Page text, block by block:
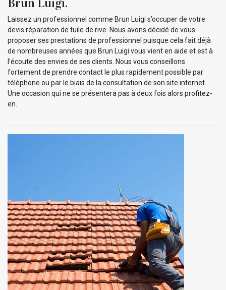
Laissez un professionnel comme Brun Luigi s’occuper de votre
devis réparation de tuile de rive. Nous avons décidé de vous
proposer ses prestations de professionnel puisque cela fait déjà
de nombreuses années que Brun Luigi vous vient en aide et est à
l’écoute des envies de ses clients. Nous vous conseillons
fortement de prendre contact le plus rapidement possible par
téléphone ou par le biais de la consultation de son site internet.
Une occasion qui ne se présentera pas à deux fois alors profitez-
en.